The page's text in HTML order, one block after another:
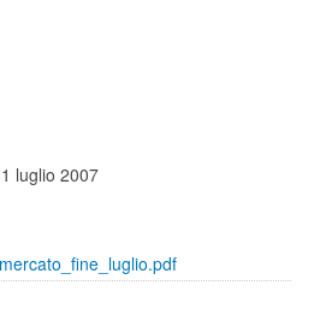
luglio 2007